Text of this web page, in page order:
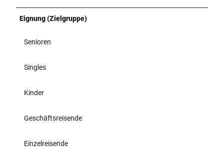
Eignung (Zielgruppe)
Senioren
Singles
Kinder
Geschäftsreisende
Einzelreisende